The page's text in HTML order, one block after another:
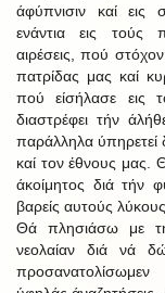
άφύπνισιν καί εις
ενάντια εις τούς
αιρέσεις, πού
πατρίδας μας καί
πού είσήλασε εις
διαστρέφει τήν
παράλληλα ύπηρετεί
καί τον έθνους
άκοίμητος διά τήν
βαρείς αυτούς λύκους.
Θά πλησιάσω με
νεολαίαν διά νά
προσανατολίσωμεν